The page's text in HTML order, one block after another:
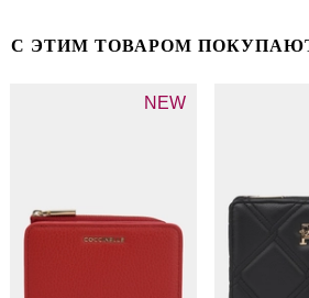
С ЭТИМ ТОВАРОМ
NEW